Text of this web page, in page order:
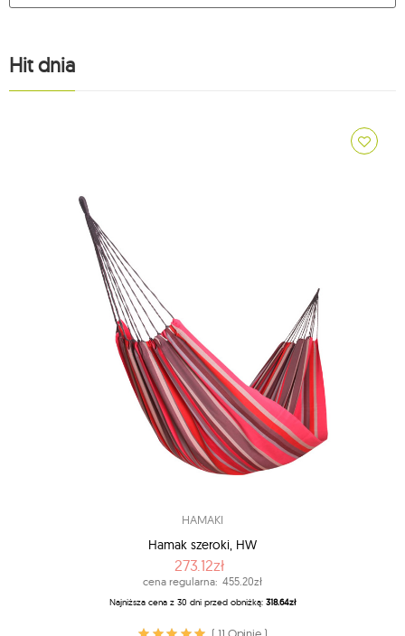
Hit dnia
HAMAKI
Hamak szeroki, HW
273.12zł
cena regularna: 455.20zł
Najniższa cena z 30 dni przed obniżką: 318.64zł